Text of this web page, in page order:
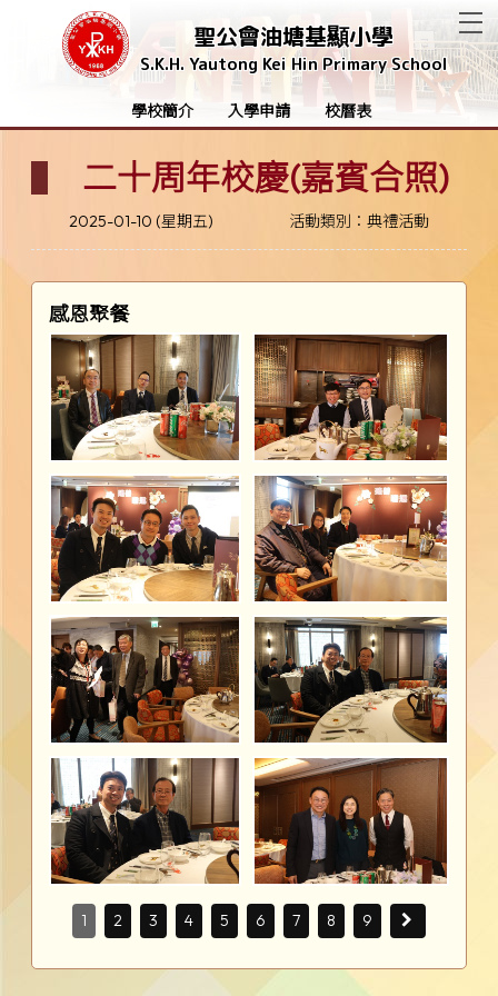
聖公會油塘基顯小學
S.K.H. Yautong Kei Hin Primary School
學校簡介 入學申請 校曆表
二十周年校慶(嘉賓合照)
2025-01-10 (星期五) 活動類別：典禮活動
感恩聚餐
1 2 3 4 5 6 7 8 9